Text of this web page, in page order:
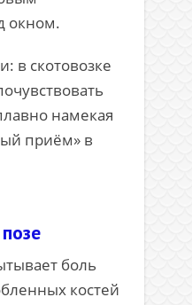
окном.
в скотовозке
намекая
приём» в
боль
костей